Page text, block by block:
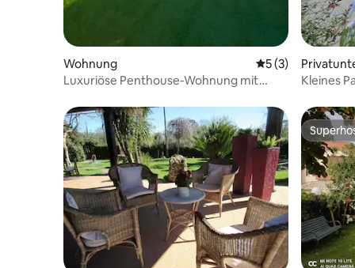
Wohnung
5 (3)
Luxuriöse Penthouse-Wohnung mit
Kleines